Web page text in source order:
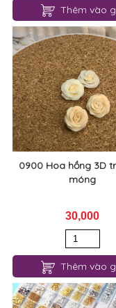
Thêm vào
0900 Hoa hồng 3D
móng
30,000
Thêm vào